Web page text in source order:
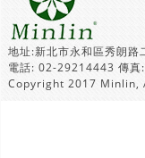
地址:新北市永和區秀朗路
電話: 02-29214443 傳
Copyright 2017 Minlin,